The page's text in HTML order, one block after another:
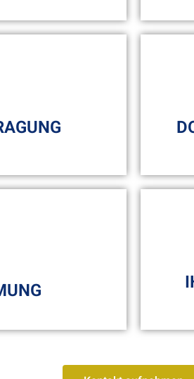
täglich
Ihrer Daten
übertragen.
Passwort